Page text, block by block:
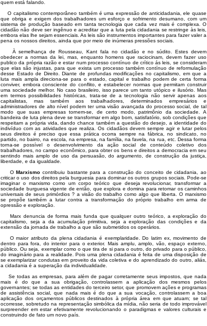
quem está falando.
O capitalismo contemporâneo também é uma expressão de anticidadania, ele quase
que obriga e exigem dos trabalhadores um esforço e sofrimento desumano, com um
sistema de produção baseado em tanta tecnologia que cada vez mais é complexa. O
cidadão não deve ser ingênuo e acreditar que a luta pela cidadania se restringe às leis,
embora elas lhe sejam essenciais. As leis são instrumentos importantes para fazer valer a
pena os nossos direitos, ainda que por meio de inúmeras pressões sociais.
À semelhança de Rousseau, Kant fala no cidadão e no súdito. Estes devem
obedecer a normas da lei, mas, enquanto homens que raciocinam, devem fazer uso
publico da própria razão e estar num processo contínuo de crítico ás leis, se consideram
que elas são injustas, para que exista um processo também contínuo de reformulação
desse Estado de Direito. Diante de profundas modificações no capitalismo, em que a
luta mais ampla direciona-se para o estado, capital e trabalho podem de certa forma
conviver, embora consciente do conflito, e estabelecer normas que permitam construir
uma sociedade melhor. No caso brasileiro, isso parece um tanto utópico e ilusório. Mas
em termos possibilidades históricas, trata-se de a tecnologia não servir apenas aos
capitalistas, mas também aos trabalhadores, determinados empresários e
administradores de alto nível podem ter uma visão avançada do processo social, de tal
modo que suas empresas tornem-se, de certo modo, patrimônio da sociedade. A
bandeira de luta plena deve se transformar em algo bom, satisfatório, sob condições que
respeitam a própria vida, dando chance também a questão do desejo, a identidade do
indivíduo com as atividades que realiza. Os cidadãos devem sempre agir e lutar pelos
seus direitos é preciso que essa prática ocorra sempre na fábrica, no sindicato, no
partido, no bairro, na escola, na empresa, na família, na favela, na rua, etc. Dessa forma
torna-se possível o desenvolvimento da ação social de conteúdo coletivo dos
trabalhadores, no campo econômico, para obter os bens e direitos a democracia em seu
sentindo mais amplo de uso da persuasão, do argumento, de construção da justiça,
liberdade, e da igualdade.
OMarxismo contribuiu bastante para a construção do conceito de cidadania, ao
criticar o uso dos direitos pela burguesia para dominar os outros grupos sociais. Pode-se
imaginar o marxismo como um corpo teórico que deseja revolucionar, transformar a
sociedade burguesa vigente de então, que explora e domina para retomar os caminhos
universais de seus primórdios ? a visão do trabalho como algo que liberta. O marxismo
se propõe também a lutar contra a transformação do próprio trabalho em arma de
opressão e exploração.
Marx denuncia de forma mais funda que qualquer outro teórico, a exploração do
capitalismo, seja a da acumulação primitiva, seja a exploração das condições e da
extensão da jornada de trabalho a que são submetidos os operários.
O maior atributo da plena cidadania é exemplaridade. Do latim ex, movimento de
dentro para fora, do interior para o exterior. Mais amplu, amplo, vão, espaço externo,
público. Ou seja, exemplar como o que tira de si para o outro, do privado para o público,
do imaginário para a realidade. Pois uma plena cidadania é feita de uma disposição de
se exemplarizar condutas em proveito da vida coletiva e do aprendizado do outro, aliás,
a cidadania é a superação da individualidade.
Se todas as empresas, para além de pagar corretamente seus impostos, que nada
mais é do que a sua obrigação, controlassem a aplicação dos mesmos pelos
governantes; se todas as entidades do terceiro setor, que promovem ações e programas
de assistência social, que nada mais é do que a sua vocação, controlassem a boa
aplicação dos orçamentos públicos destinados à própria área em que atuam; se tal
ocorresse, sobretudo na representação simbólica da mídia, não seria de todo improvável
surpreender em estar efetivamente revolucionando o paradigmas e valores culturais e
construindo de fato um novo país.